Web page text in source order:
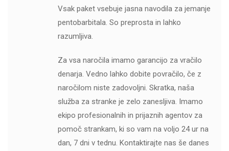
Vsak paket vsebuje jasna navodila za jemanje
pentobarbitala. So preprosta in lahko
razumljiva.
Za vsa naročila imamo garancijo za vračilo
denarja. Vedno lahko dobite povračilo, če z
naročilom niste zadovoljni. Skratka, naša
služba za stranke je zelo zanesljiva. Imamo
ekipo profesionalnih in prijaznih agentov za
pomoč strankam, ki so vam na voljo 24 ur na
dan, 7 dni v tednu. Kontaktirajte nas še danes